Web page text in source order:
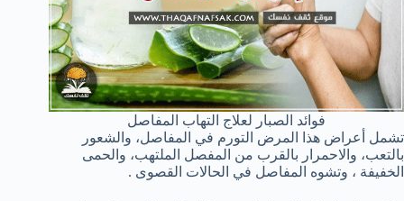
فوائد الصبار لعلاج التهاب المفاصل
تشمل أعراض هذا المرض التورم في المفاصل، والشعور
بالتعب، والاحمرار بالقرب من المفصل الملتهب، والحمى
الخفيفة ، وتشوه المفاصل في الحالات القصوى .